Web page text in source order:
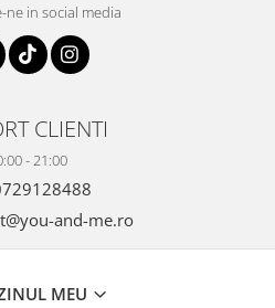
ne in social media
CLIENTI
- 21:00
and-me.ro
MEU